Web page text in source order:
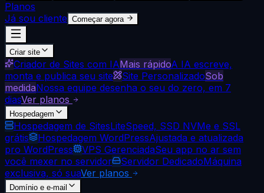
Planos
Já sou cliente Começar agora
Criar site
Criador de Sites com IAMais rápidoA IA escreve,
monta e publica seu site
Site PersonalizadoSob
medidaNossa equipe desenha o seu do zero, em 7
diasVer planos
Hospedagem
Hospedagem de SitesLiteSpeed, SSD NVMe e SSL
grátis
Hospedagem WordPressAjustada e atualizada
pro WordPress
VPS GerenciadaSeu app no ar sem
você mexer no servidor
Servidor DedicadoMáquina
exclusiva, só suaVer planos
Domínio e e-mail